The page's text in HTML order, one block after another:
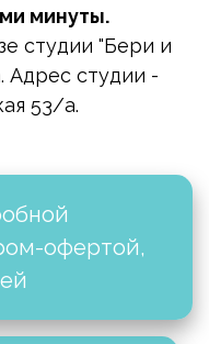
минуты.
студии "Бери и
Адрес студии -
53/а.
офертой,